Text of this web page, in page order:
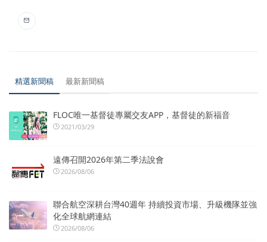
精選新聞稿 最新新聞稿
FLOC唯一基督徒專屬交友APP，基督徒的新福音
2021/03/29
遠傳召開2026年第二季法說會
2026/08/06
聯合航空深耕台灣40週年 持續投資市場、升級機隊並強
化全球航網連結
2026/08/06